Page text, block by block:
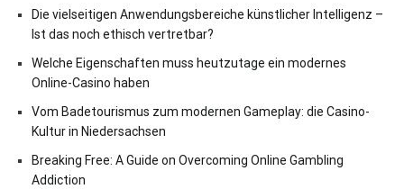
Die vielseitigen Anwendungsbereiche künstlicher Intelligenz –
Ist das noch ethisch vertretbar?
Welche Eigenschaften muss heutzutage ein modernes
Online-Casino haben
Vom Badetourismus zum modernen Gameplay: die Casino-
Kultur in Niedersachsen
Breaking Free: A Guide on Overcoming Online Gambling
Addiction